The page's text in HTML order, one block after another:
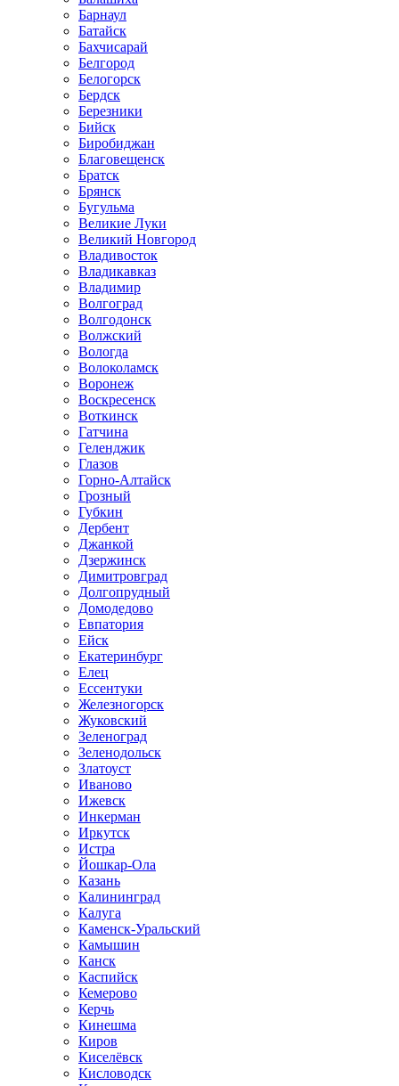
Барнаул
Батайск
Бахчисарай
Белгород
Белогорск
Бердск
Березники
Бийск
Биробиджан
Благовещенск
Братск
Брянск
Бугульма
Великие Луки
Великий Новгород
Владивосток
Владикавказ
Владимир
Волгоград
Волгодонск
Волжский
Вологда
Волоколамск
Воронеж
Воскресенск
Воткинск
Гатчина
Геленджик
Глазов
Горно-Алтайск
Грозный
Губкин
Дербент
Джанкой
Дзержинск
Димитровград
Долгопрудный
Домодедово
Евпатория
Ейск
Екатеринбург
Елец
Ессентуки
Железногорск
Жуковский
Зеленоград
Зеленодольск
Златоуст
Иваново
Ижевск
Инкерман
Иркутск
Истра
Йошкар-Ола
Казань
Калининград
Калуга
Каменск-Уральский
Камышин
Канск
Каспийск
Кемерово
Керчь
Кинешма
Киров
Киселёвск
Кисловодск